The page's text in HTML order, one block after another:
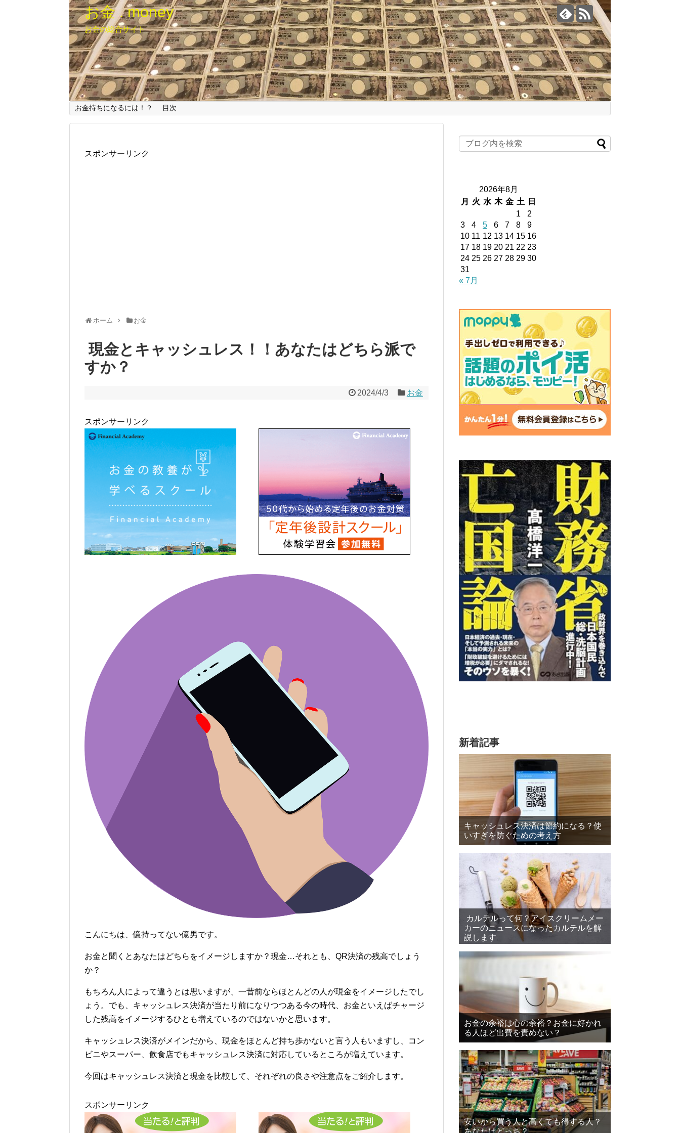
お金 . money
お金の総合サイト
お金持ちになるには！？ 目次
スポンサーリンク
ホーム お金
現金とキャッシュレス！！あなたはどちら派で
すか？
2024/4/3 お金
スポンサーリンク
こんにちは、億持ってない億男です。
お金と聞くとあなたはどちらをイメージしますか？現金…それとも、QR決済の残高でしょう
か？
もちろん人によって違うとは思いますが、一昔前ならほとんどの人が現金をイメージしたでし
ょう。でも、キャッシュレス決済が当たり前になりつつある今の時代、お金といえばチャージ
した残高をイメージするひとも増えているのではないかと思います。
キャッシュレス決済がメインだから、現金をほとんど持ち歩かないと言う人もいますし、コン
ビニやスーパー、飲食店でもキャッシュレス決済に対応しているところが増えています。
今回はキャッシュレス決済と現金を比較して、それぞれの良さや注意点をご紹介します。
スポンサーリンク
2026年8月
月
火 水 木 金 土
日
1
2
3
4 5 6 7 8
9
10 11 12 13 14 15 16
17 18 19 20 21 22 23
24 25 26 27 28 29 30
31
« 7月
新着記事
キャッシュレス決済は節約になる？使
いすぎを防ぐための考え方
カルテルって何？アイスクリームメー
カーのニュースになったカルテルを解
説します
お金の余裕は心の余裕？お金に好かれ
る人ほど出費を責めない？
安いから買う人と高くても得する人？